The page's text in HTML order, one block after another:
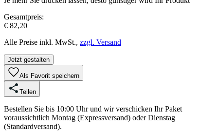
Gesamtpreis:
€ 82,20
Alle Preise inkl. MwSt., zzgl. Versand
Jetzt gestalten
Als Favorit speichern
Teilen
Bestellen Sie bis 10:00 Uhr und wir verschicken Ihr Paket
voraussichtlich Montag (Expressversand) oder Dienstag
(Standardversand).